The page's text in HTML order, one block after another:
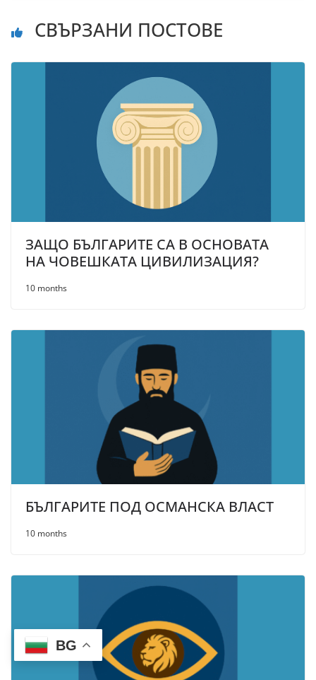
СВЪРЗАНИ ПОСТОВЕ
ЗАЩО БЪЛГАРИТЕ СА В ОСНОВАТА
НА ЧОВЕШКАТА ЦИВИЛИЗАЦИЯ?
10 months
БЪЛГАРИТЕ ПОД ОСМАНСКА ВЛАСТ
10 months
BG